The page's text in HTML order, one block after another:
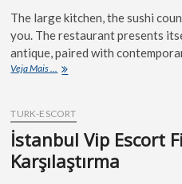
The large kitchen, the sushi
you. The restaurant presents
antique, paired with
Veja Mais ...
TURK-ESCORT
İstanbul Vip Escort
Karşılaştırma